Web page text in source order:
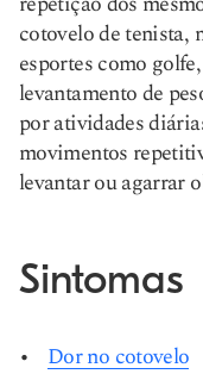
cotovelo de tenista,
esportes como
levantamento de
por atividades
movimentos
levantar ou agarrar
Sintomas
Dor no cotovelo